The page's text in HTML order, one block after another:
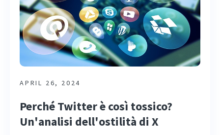
APRIL 26, 2024
Perché Twitter è così tossico?
Un'analisi dell'ostilità di X